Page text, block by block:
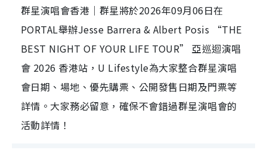
群星演唱會香港｜群星將於2026年09月06日在
PORTAL舉辦Jesse Barrera & Albert Posis “THE
BEST NIGHT OF YOUR LIFE TOUR” 亞巡迴演唱
會 2026 香港站，U Lifestyle為大家整合群星演唱
會日期、場地、優先購票、公開發售日期及門票等
詳情。大家務必留意，確保不會錯過群星演唱會的
活動詳情！